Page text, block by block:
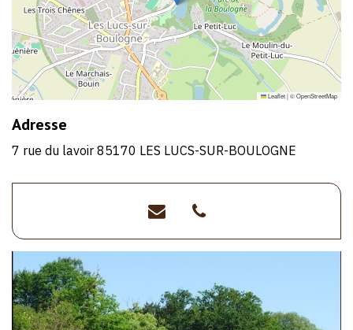
Leaflet|©OpenStreetMap
Adresse
7 rue du lavoir 85170 LES LUCS-SUR-BOULOGNE
>02
51
59
59